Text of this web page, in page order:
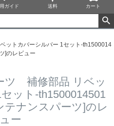
ガイド 送料 カート
ットカバーシルバー 1セット-th1500014
]のレビュー
ツ 補修部品 リベッ
ット-th1500014501
ナンスパーツ]のレ
ー